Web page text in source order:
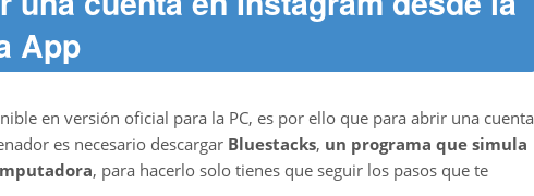
App
en versión oficial para la PC, es por ello que para abrir una cuenta
es necesario descargar Bluestacks, un programa que simula
, para hacerlo solo tienes que seguir los pasos que te